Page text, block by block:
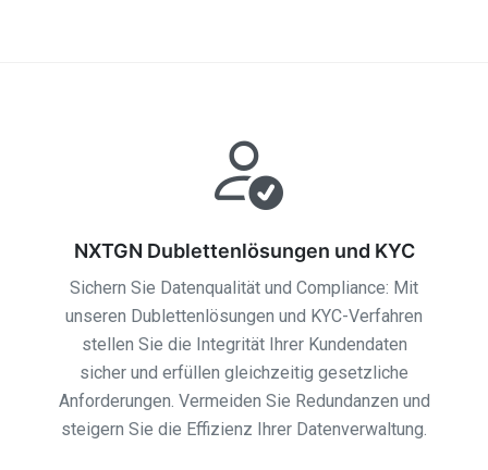
NXTGN Dublettenlösungen und KYC
Sichern Sie Datenqualität und Compliance: Mit
unseren Dublettenlösungen und KYC-Verfahren
stellen Sie die Integrität Ihrer Kundendaten
sicher und erfüllen gleichzeitig gesetzliche
Anforderungen. Vermeiden Sie Redundanzen und
steigern Sie die Effizienz Ihrer Datenverwaltung.